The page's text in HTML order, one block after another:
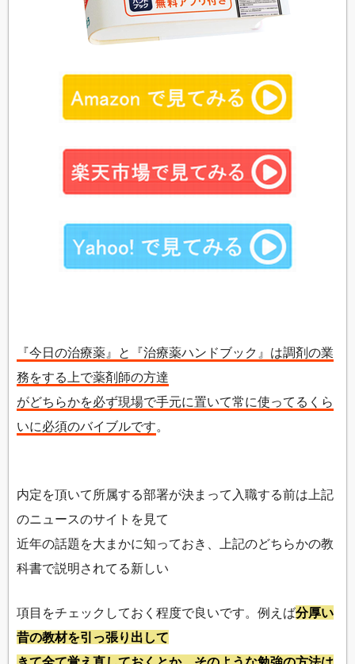
『今日の治療薬』と『治療薬ハンドブック』は調剤の業
務をする上で薬剤師の方達
がどちらかを必ず現場で手元に置いて常に使ってるくら
いに必須のバイブルです。
内定を頂いて所属する部署が決まって入職する前は上記
のニュースのサイトを見て
近年の話題を大まかに知っておき、上記のどちらかの教
科書で説明されてる新しい
項目をチェックしておく程度で良いです。例えば分厚い
昔の教材を引っ張り出して